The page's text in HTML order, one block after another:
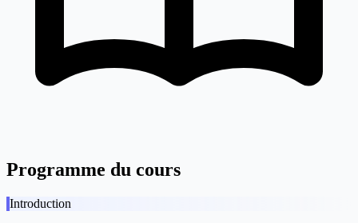
Programme du cours
Introduction